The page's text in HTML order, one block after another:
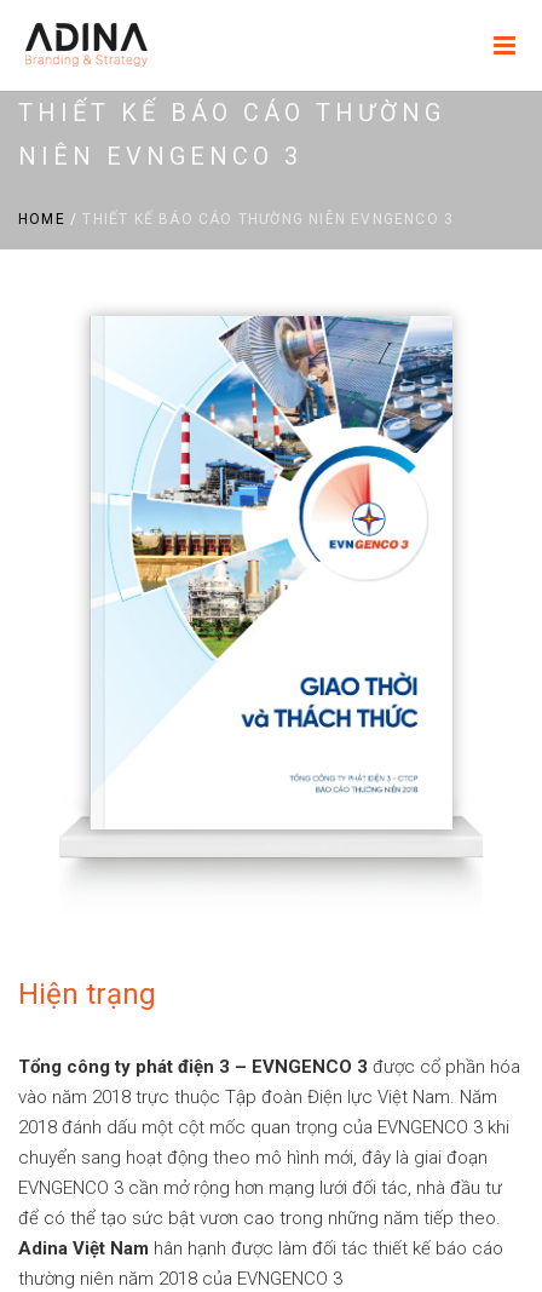
THIẾT KẾ BÁO CÁO THƯỜNG
NIÊN EVNGENCO 3
HOME /THIẾT KẾ BÁO CÁO THƯỜNG NIÊN EVNGENCO 3
Hiện trạng
Tổng công ty phát điện 3 – EVNGENCO 3 được cổ phần hóa
vào năm 2018 trực thuộc Tập đoàn Điện lực Việt Nam. Năm
2018 đánh dấu một cột mốc quan trọng của EVNGENCO 3 khi
chuyển sang hoạt động theo mô hình mới, đây là giai đoạn
EVNGENCO 3 cần mở rộng hơn mạng lưới đối tác, nhà đầu tư
để có thể tạo sức bật vươn cao trong những năm tiếp theo.
Adina Việt Nam hân hạnh được làm đối tác thiết kế báo cáo
thường niên năm 2018 của EVNGENCO 3